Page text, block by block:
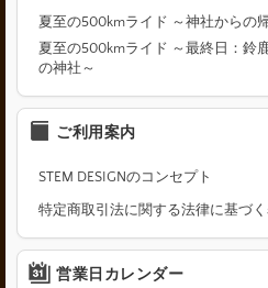
夏至の500kmライド ～神社からの
夏至の500kmライド ～最終日：鈴
の神社～
ご利用案内
STEM DESIGNのコンセプト
特定商取引法に関する法律に基づ
営業日カレンダー